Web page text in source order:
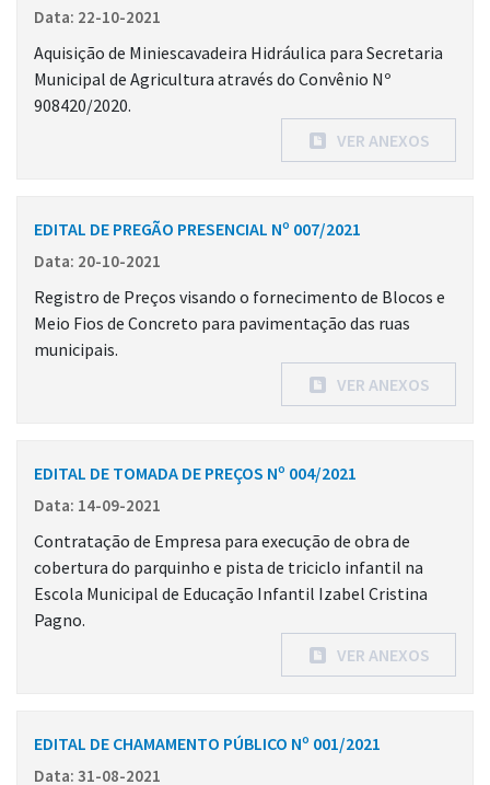
Data: 22-10-2021
Aquisição de Miniescavadeira Hidráulica para Secretaria
Municipal de Agricultura através do Convênio Nº
908420/2020.
VER ANEXOS
EDITAL DE PREGÃO PRESENCIAL Nº 007/2021
Data: 20-10-2021
Registro de Preços visando o fornecimento de Blocos e
Meio Fios de Concreto para pavimentação das ruas
municipais.
VER ANEXOS
EDITAL DE TOMADA DE PREÇOS Nº 004/2021
Data: 14-09-2021
Contratação de Empresa para execução de obra de
cobertura do parquinho e pista de triciclo infantil na
Escola Municipal de Educação Infantil Izabel Cristina
Pagno.
VER ANEXOS
EDITAL DE CHAMAMENTO PÚBLICO Nº 001/2021
Data: 31-08-2021